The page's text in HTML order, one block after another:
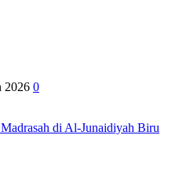
2026 0
di Al-Junaidiyah Biru